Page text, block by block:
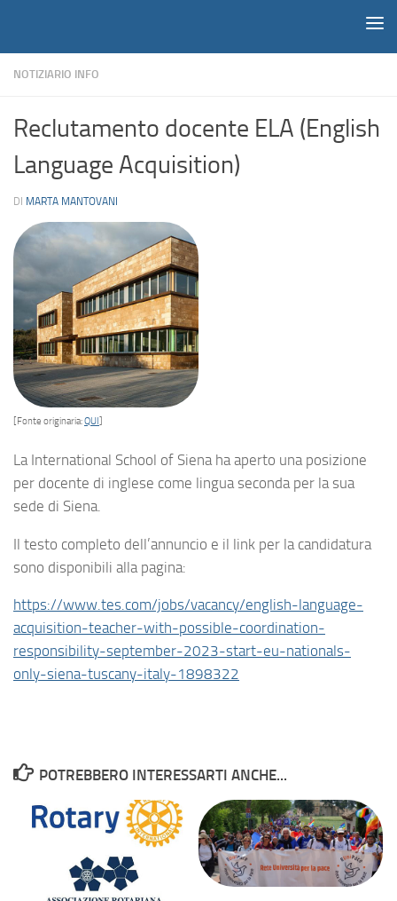
NOTIZIARIO INFO
Reclutamento docente ELA (English
Language Acquisition)
DI MARTA MANTOVANI
[Fonte originaria:QUI
La International School of Siena ha aperto una posizione
per docente di inglese come lingua seconda per la sua
sede di Siena.
Il testo completo dell’annuncio e il link per la candidatura
sono disponibili alla pagina:
https://www.tes.com/jobs/vacancy/english-language-
acquisition-teacher-with-possible-coordination-
responsibility-september-2023-start-eu-nationals-
only-siena-tuscany-italy-1898322
POTREBBERO INTERESSARTI ANCHE...